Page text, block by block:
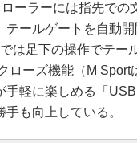
ーラーには指先での
テールゲートを自動
は足下の操作でテー
ローズ機能（M
手軽に楽しめる「
も向上している。